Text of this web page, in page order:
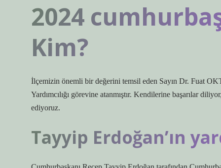
2024
Kim?
İlçemizin önemli bir değerini temsil eden Sayın Dr. Fuat
Yardımcılığı görevine atanmıştır. Kendilerine başarılar
ediyoruz.
Tayyip Erdoğan’ın